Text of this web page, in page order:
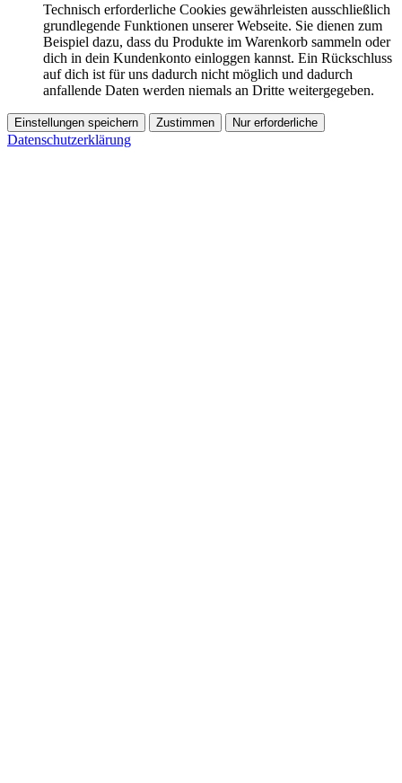
Technisch erforderliche Cookies gewährleisten ausschließlich
grundlegende Funktionen unserer Webseite. Sie dienen zum
Beispiel dazu, dass du Produkte im Warenkorb sammeln oder
dich in dein Kundenkonto einloggen kannst. Ein Rückschluss
auf dich ist für uns dadurch nicht möglich und dadurch
anfallende Daten werden niemals an Dritte weitergegeben.
Einstellungen speichern Zustimmen Nur erforderliche
Datenschutzerklärung